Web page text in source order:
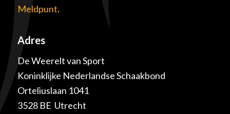
Meldpunt.
Adres
De Weerelt van Sport
Koninklijke Nederlandse Schaakbond
Orteliuslaan 1041
3528 BE Utrecht